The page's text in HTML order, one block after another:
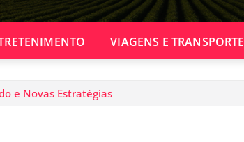
VIAGENS E TRANSPORTE
e Novas Estratégias